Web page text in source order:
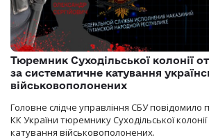
Тюремник Суходільської колонії
за систематичне катування
військовополонених
Головне слідче управління СБУ повідомило
КК України тюремнику Суходільської
катування військовополонених.